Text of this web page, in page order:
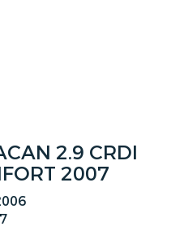
2.9 CRDI
2007